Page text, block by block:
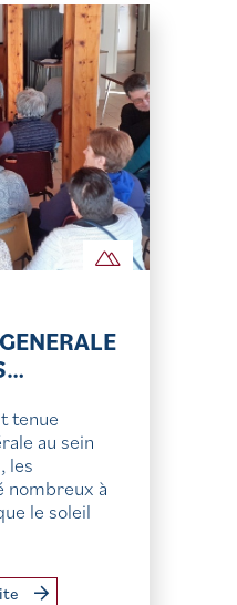
tenue
au sein
les
nombreux à
le soleil